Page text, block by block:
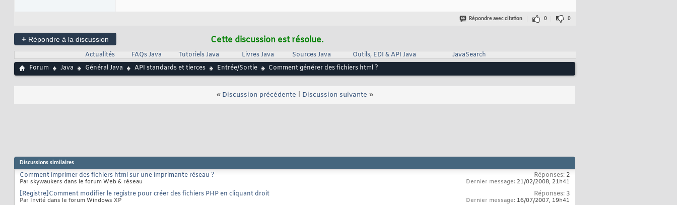
Répondre avec citation 0 0
+ Répondre à la discussion Cette discussion est résolue.
Actualités FAQs Java Tutoriels Java Livres Java Sources Java Outils, EDI & API Java
JavaSearch
Forum
Java Général Java API standards et tierces Entrée/Sortie Comment générer des fichiers html ?
« Discussion précédente Discussion suivante »
Discussions similaires
Comment imprimer des fichiers html sur une imprimante réseau ?
Par skywaukers dans le forum Web & réseau
Réponses: 2
Dernier message: 21/02/2008, 21h41
[Registre]Comment modifier le registre pour créer des fichiers PHP en cliquant droit
Par Invité dans le forum Windows XP
Réponses: 3
Dernier message: 16/07/2007, 19h41